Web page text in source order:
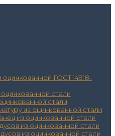
ГОСТ 14918-
стали
стали
из оцинкованной стали
из оцинкованной стали
из оцинкованной стали
из оцинкованной стали